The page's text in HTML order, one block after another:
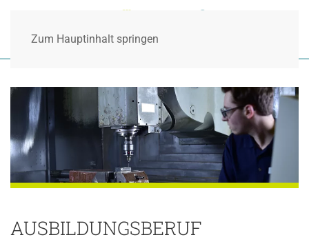
Zum Hauptinhalt springen
AUSBILDUNGSBERUF